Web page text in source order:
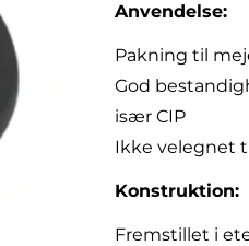
Anvendelse:
Pakning til
God
især CIP
Ikke velegnet
Konstruktion:
Fremstillet i